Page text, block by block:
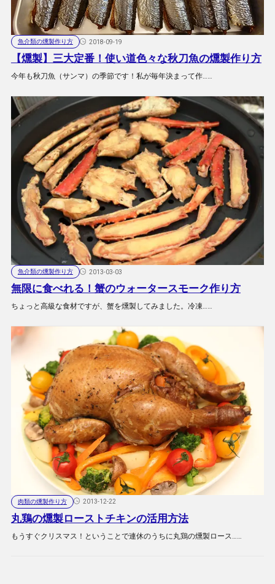
魚介類の燻製作り方 2018-09-19
【燻製】三大定番！使い道色々な秋刀魚の燻製作り方
今年も秋刀魚（サンマ）の季節です！私が毎年決まって作……
魚介類の燻製作り方 2013-03-03
無限に食べれる！蟹のウォータースモーク作り方
ちょっと高級な食材ですが、蟹を燻製してみました。冷凍……
肉類の燻製作り方 2013-12-22
丸鶏の燻製ローストチキンの活用方法
もうすぐクリスマス！ということで連休のうちに丸鶏の燻製ロース……